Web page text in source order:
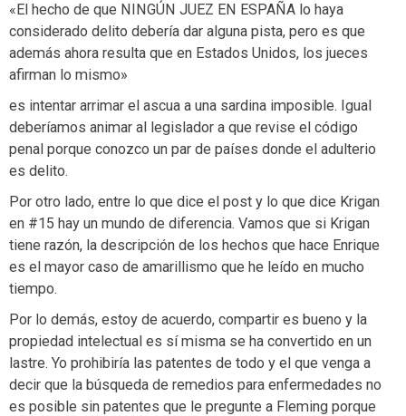
«El hecho de que NINGÚN JUEZ EN ESPAÑA lo haya
considerado delito debería dar alguna pista, pero es que
además ahora resulta que en Estados Unidos, los jueces
afirman lo mismo»
es intentar arrimar el ascua a una sardina imposible. Igual
deberíamos animar al legislador a que revise el código
penal porque conozco un par de países donde el adulterio
es delito.
Por otro lado, entre lo que dice el post y lo que dice Krigan
en #15 hay un mundo de diferencia. Vamos que si Krigan
tiene razón, la descripción de los hechos que hace Enrique
es el mayor caso de amarillismo que he leído en mucho
tiempo.
Por lo demás, estoy de acuerdo, compartir es bueno y la
propiedad intelectual es sí misma se ha convertido en un
lastre. Yo prohibiría las patentes de todo y el que venga a
decir que la búsqueda de remedios para enfermedades no
es posible sin patentes que le pregunte a Fleming porque